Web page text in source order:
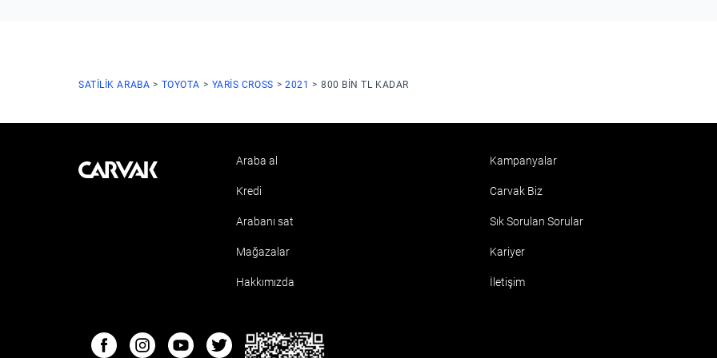
SATILIK ARABA TOYOTA YARIS CROSS 2021 800 BIN TL KADAR
Kavak Araba al
Kredi
Arabanı sat
Mağazalar
Hakkımızda
Kampanyalar
Carvak Biz
Sık Sorulan Sorular
Kariyer
İletişim
FacebookInstagramYoutubeTwitter
ETBIS